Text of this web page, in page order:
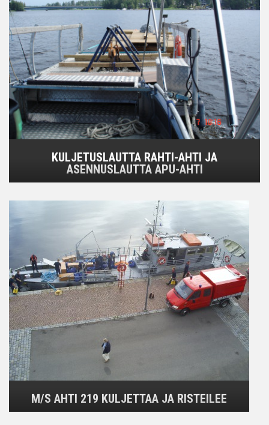
KULJETUSLAUTTA RAHTI-AHTI JA
ASENNUSLAUTTA APU-AHTI
M/S AHTI 219 KULJETTAA JA RISTEILEE